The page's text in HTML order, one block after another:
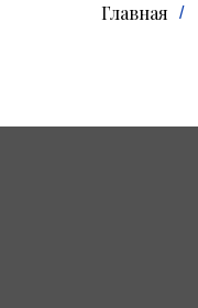
Главная /